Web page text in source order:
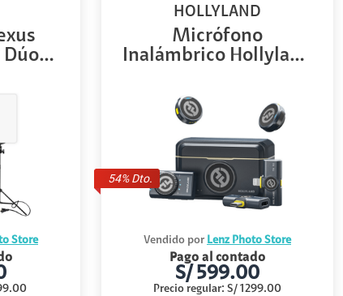
Store
54% Dto.
HOLLYLAND
Micrófono
Inalámbrico Hollyland
Vendido por Lenz Photo Store
Pago al contado
S/ 599.00
Precio regular: S/ 1299.00